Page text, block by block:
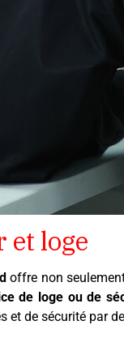
et loge
offre non
de loge ou de
et de sécurité par